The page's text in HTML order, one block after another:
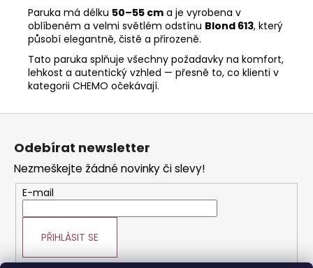
Paruka má délku 50–55 cm a je vyrobena v
oblíbeném a velmi světlém odstínu Blond 613, který
působí elegantně, čistě a přirozeně.
Tato paruka splňuje všechny požadavky na komfort,
lehkost a autentický vzhled — přesně to, co klienti v
kategorii CHEMO očekávají.
Z
Odebírat newsletter
Nezmeškejte žádné novinky či slevy!
E-mail
PŘIHLÁSIT SE